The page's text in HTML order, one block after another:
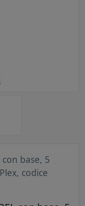
base, 5
codice